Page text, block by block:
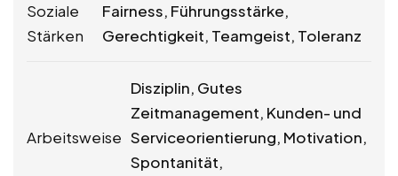
Soziale
Stärken
Fairness, Führungsstärke,
Gerechtigkeit, Teamgeist, Toleranz
Arbeitsweise
Disziplin, Gutes
Zeitmanagement, Kunden- und
Serviceorientierung, Motivation,
Spontanität,